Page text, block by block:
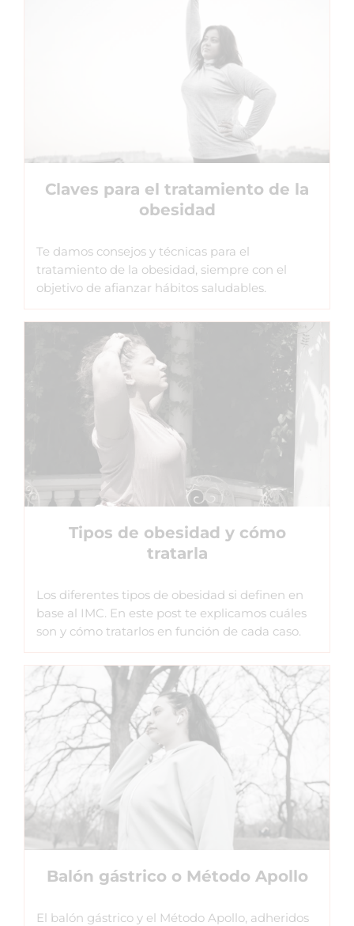
Claves para el tratamiento de la
obesidad
Te damos consejos y técnicas para el
tratamiento de la obesidad, siempre con el
objetivo de afianzar hábitos saludables.
Tipos de obesidad y cómo
tratarla
Los diferentes tipos de obesidad si definen en
base al IMC. En este post te explicamos cuáles
son y cómo tratarlos en función de cada caso.
Balón gástrico o Método Apollo
El balón gástrico y el Método Apollo, adheridos